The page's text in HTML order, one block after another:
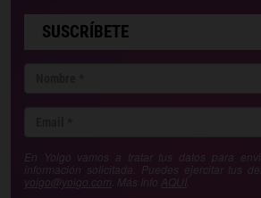
SUSCRÍBETE
En Yoigo vamos a tratar tus datos para
información solicitada. Puedes ejercitar tus
yoigo@yoigo.com . Más Info AQUÍ